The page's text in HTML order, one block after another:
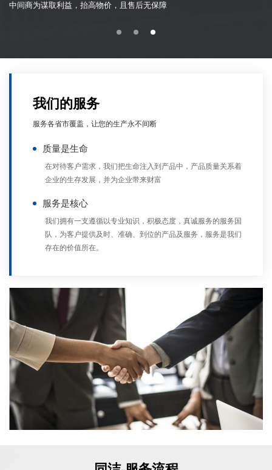
中间商为谋取利益，抬高物价，且售后无保障
我们的服务
服务各省市覆盖，让您的生产永不间断
质量是生命
在对待客户需求，我们把生命注入到产品中，产品质量关系着
企业的生存发展，并为企业带来财富
服务是核心
我们拥有一支遵循以专业知识，积极态度，真诚服务的服务国
队，为客户提供及时、准确、到位的产品及服务，服务是我们
存在的价值所在。